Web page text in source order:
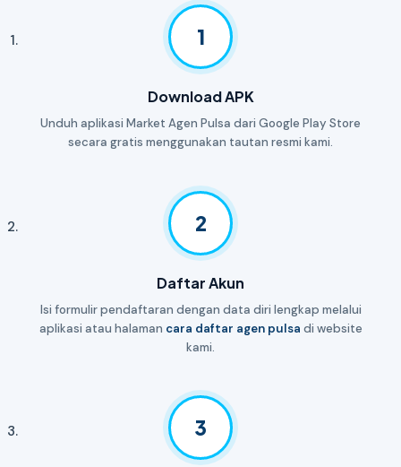
1
Download APK
Unduh aplikasi Market Agen Pulsa dari Google Play Store
secara gratis menggunakan tautan resmi kami.
2
Daftar Akun
Isi formulir pendaftaran dengan data diri lengkap melalui
aplikasi atau halaman cara daftar agen pulsa di website
kami.
3